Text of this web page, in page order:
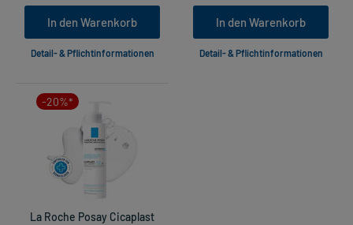
In den Warenkorb
Detail- & Pflichtinformationen
In den Warenkorb
Detail- & Pflichtinformationen
-20%*
La Roche Posay Cicaplast